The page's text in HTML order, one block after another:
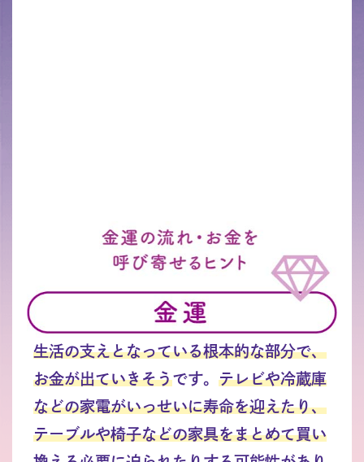
生活の支えとなっている根本的な部分で、
お金が出ていきそうです。 テレビや冷蔵庫
などの家電がいっせいに寿命を迎えたり、
テーブルや椅子などの家具をまとめて買い